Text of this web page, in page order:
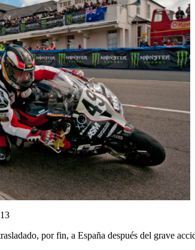
por fin, a España después del grave